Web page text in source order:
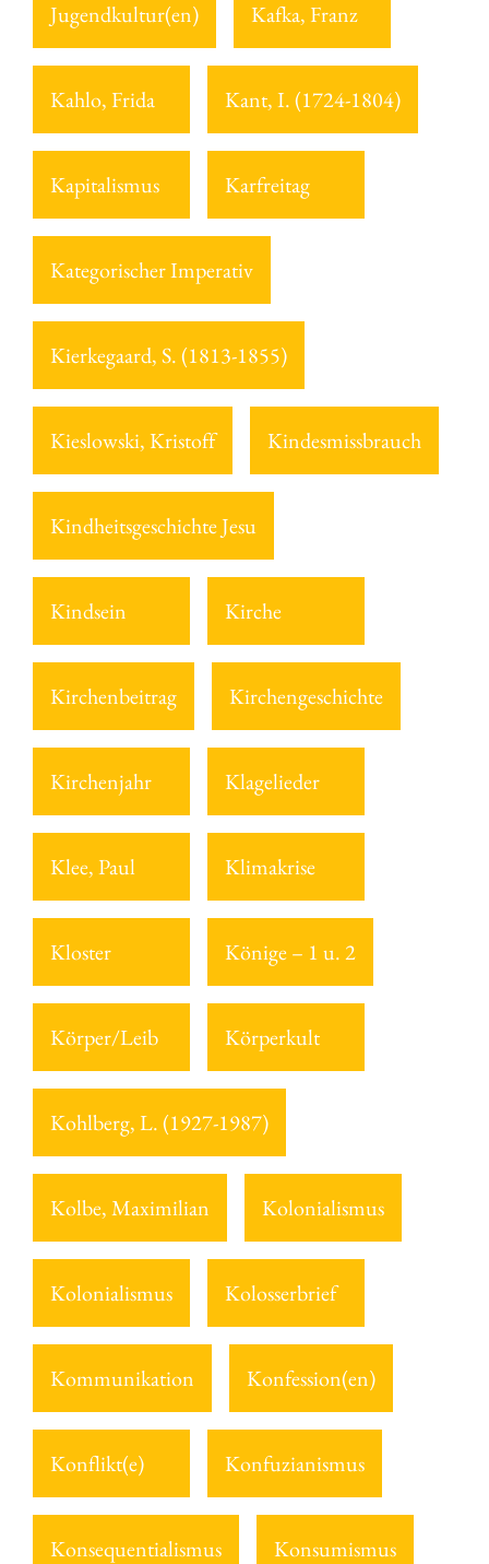
Jugendkultur(en) Kafka, Franz
Kahlo, Frida Kant, I. (1724-1804)
Kapitalismus Karfreitag
Kategorischer Imperativ
Kierkegaard, S. (1813-1855)
Kieslowski, Kristoff Kindesmissbrauch
Kindheitsgeschichte Jesu
Kindsein Kirche
Kirchenbeitrag Kirchengeschichte
Kirchenjahr Klagelieder
Klee, Paul Klimakrise
Kloster Könige – 1 u. 2
Körper/Leib Körperkult
Kohlberg, L. (1927-1987)
Kolbe, Maximilian Kolonialismus
Kolonialismus Kolosserbrief
Kommunikation Konfession(en)
Konflikt(e) Konfuzianismus
Konsequentialismus Konsumismus